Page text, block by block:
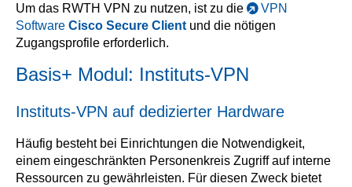
Um das RWTH VPN zu nutzen, ist zu die
VPN
Software Cisco Secure Client und die nötigen
Zugangsprofile erforderlich.
Basis+ Modul: Instituts-VPN
Instituts-VPN auf dedizierter Hardware
Häufig besteht bei Einrichtungen die Notwendigkeit,
einem eingeschränkten Personenkreis Zugriff auf interne
Ressourcen zu gewährleisten. Für diesen Zweck bietet